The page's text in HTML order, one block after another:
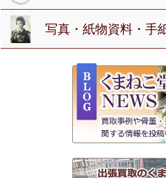
写真・紙物資料・手